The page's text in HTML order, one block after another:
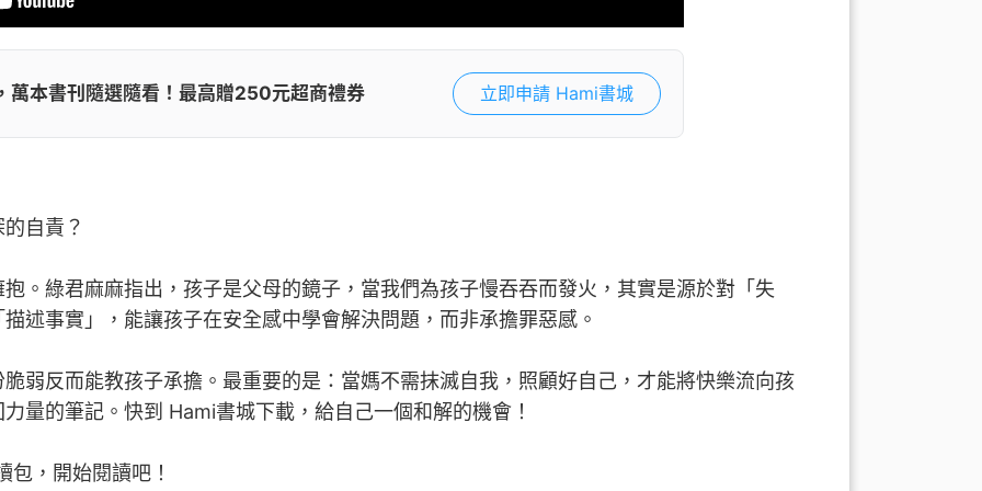
萬本書刊隨選隨看！最高贈250元超商禮券 立即申請 Hami書城
自責？
。綠君麻麻指出，孩子是父母的鏡子，當我們為孩子慢吞吞而發火，其實是源於對「失
述事實」，能讓孩子在安全感中學會解決問題，而非承擔罪惡感。
弱反而能教孩子承擔。最重要的是：當媽不需抹滅自我，照顧好自己，才能將快樂流向孩
量的筆記。快到 Hami書城下載，給自己一個和解的機會！
，開始閱讀吧！